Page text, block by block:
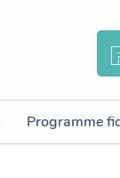
Programme